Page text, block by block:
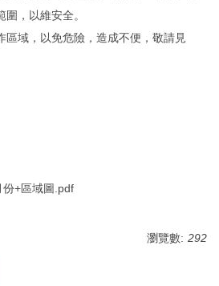
，以維安全。
區域，以免危險，造成不便，敬請見
+區域圖.pdf
瀏覽數: 292